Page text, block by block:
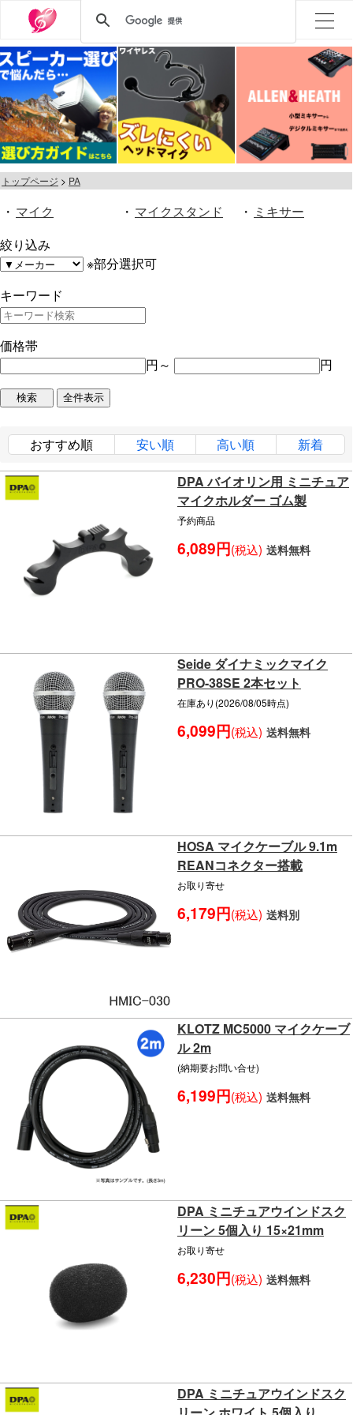
トップページ PA
・ マイク ・ マイクスタンド ・ ミキサー
絞り込み
※部分選択可
キーワード
価格帯
円～
円
おすすめ順 安い順 高い順 新着
DPA バイオリン用 ミニチュア
マイクホルダー ゴム製
予約商品
6,089円(税込) 送料無料
Seide ダイナミックマイク
PRO-38SE 2本セット
在庫あり(2026/08/05時点)
6,099円(税込) 送料無料
HOSA マイクケーブル 9.1m
REANコネクター搭載
お取り寄せ
6,179円(税込) 送料別
KLOTZ MC5000 マイクケーブ
ル 2m
(納期要お問い合せ)
6,199円(税込) 送料無料
DPA ミニチュアウインドスク
リーン 5個入り 15×21mm
お取り寄せ
6,230円(税込) 送料無料
DPA ミニチュアウインドスク